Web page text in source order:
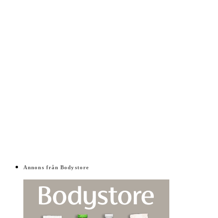
Annons från Bodystore